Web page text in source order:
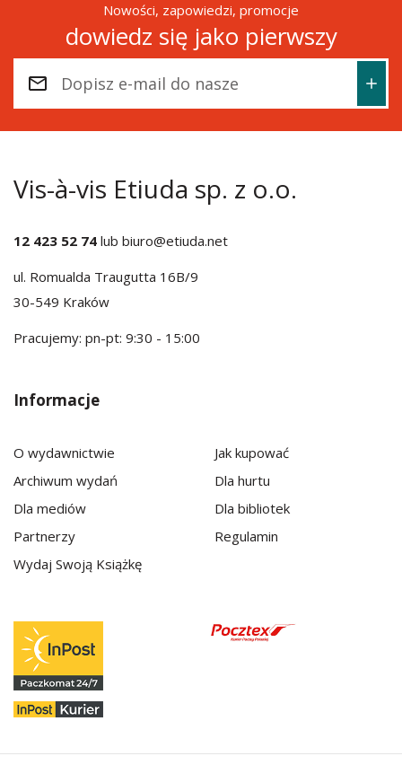
Nowości, zapowiedzi, promocje
dowiedz się jako pierwszy
Vis-à-vis Etiuda sp. z o.o.
12 423 52 74 lub biuro@etiuda.net
ul. Romualda Traugutta 16B/9
30-549 Kraków
Pracujemy: pn-pt: 9:30 - 15:00
Informacje
O wydawnictwie
Archiwum wydań
Dla mediów
Partnerzy
Wydaj Swoją Książkę
Jak kupować
Dla hurtu
Dla bibliotek
Regulamin